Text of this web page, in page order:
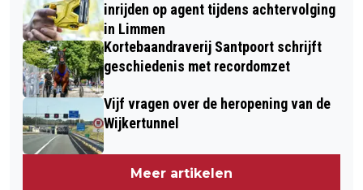
inrijden op agent tijdens achtervolging
in Limmen
Kortebaandraverij Santpoort schrijft
geschiedenis met recordomzet
Vijf vragen over de heropening van de
Wijkertunnel
Meer artikelen